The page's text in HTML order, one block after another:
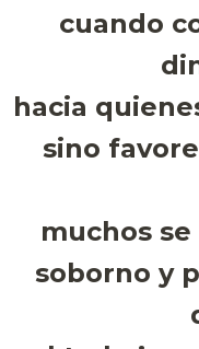
cuando
hacia
sino
muchos
soborno y